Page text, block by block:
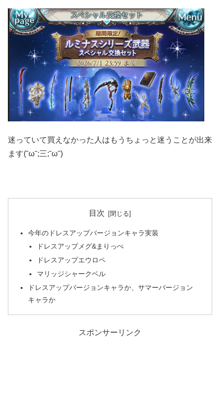
迷っていて買えなかった人はもうちょっと迷うことが出来
ます(˘ω˘;三;˘ω˘)
目次
今年のドレスアップバージョンキャラ実装
ドレスアップメグ&まりっぺ
ドレスアップエウロペ
マリッジシャークベル
ドレスアップバージョンキャラか、サマーバージョン
キャラか
スポンサーリンク